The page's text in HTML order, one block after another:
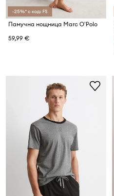
-25%* с код: FS
Памучна нощница Marc O'Polo
59,99 €